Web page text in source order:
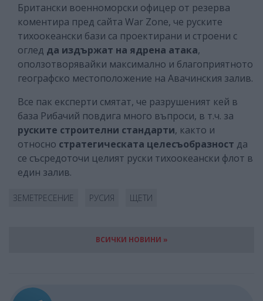
Британски военноморски офицер от резерва
коментира пред сайта War Zone, че руските
тихоокеански бази са проектирани и строени с
оглед да издържат на ядрена атака,
оползотворявайки максимално и благоприятното
географско местоположение на Авачинския залив.
Все пак експерти смятат, че разрушеният кей в
база Рибачий повдига много въпроси, в т.ч. за
руските строителни стандарти, както и
относно стратегическата целесъобразност да
се съсредоточи целият руски тихоокеански флот в
един залив.
ЗЕМЕТРЕСЕНИЕ РУСИЯ ЩЕТИ
ВСИЧКИ НОВИНИ »